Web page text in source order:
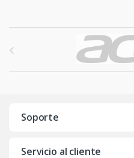
Soporte
Servicio al cliente